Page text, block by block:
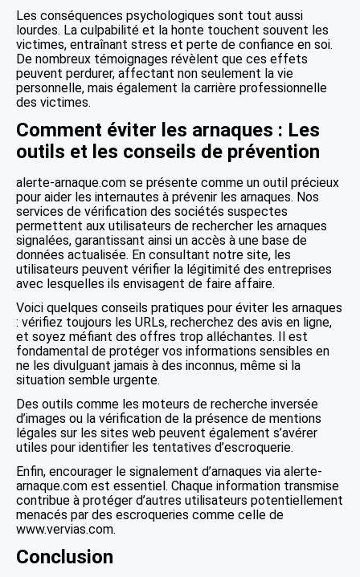
Les conséquences psychologiques sont tout aussi
lourdes. La culpabilité et la honte touchent souvent les
victimes, entraînant stress et perte de confiance en soi.
De nombreux témoignages révèlent que ces effets
peuvent perdurer, affectant non seulement la vie
personnelle, mais également la carrière professionnelle
des victimes.
Comment éviter les arnaques : Les
outils et les conseils de prévention
alerte-arnaque.com se présente comme un outil précieux
pour aider les internautes à prévenir les arnaques. Nos
services de vérification des sociétés suspectes
permettent aux utilisateurs de rechercher les arnaques
signalées, garantissant ainsi un accès à une base de
données actualisée. En consultant notre site, les
utilisateurs peuvent vérifier la légitimité des entreprises
avec lesquelles ils envisagent de faire affaire.
Voici quelques conseils pratiques pour éviter les arnaques
: vérifiez toujours les URLs, recherchez des avis en ligne,
et soyez méfiant des offres trop alléchantes. Il est
fondamental de protéger vos informations sensibles en
ne les divulguant jamais à des inconnus, même si la
situation semble urgente.
Des outils comme les moteurs de recherche inversée
d’images ou la vérification de la présence de mentions
légales sur les sites web peuvent également s’avérer
utiles pour identifier les tentatives d’escroquerie.
Enfin, encourager le signalement d’arnaques via alerte-
arnaque.com est essentiel. Chaque information transmise
contribue à protéger d’autres utilisateurs potentiellement
menacés par des escroqueries comme celle de
www.vervias.com.
Conclusion